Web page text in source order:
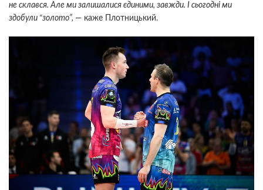
не склався. Але ми залишалися єдиними, завжди. І сьогодні ми
здобули “золото”, — каже Плотницький.